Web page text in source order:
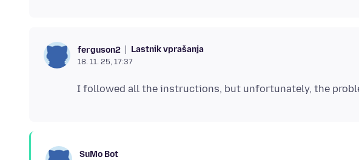
ferguson2 Lastnik vprašanja
18. 11. 25, 17:37
SuMo Bot